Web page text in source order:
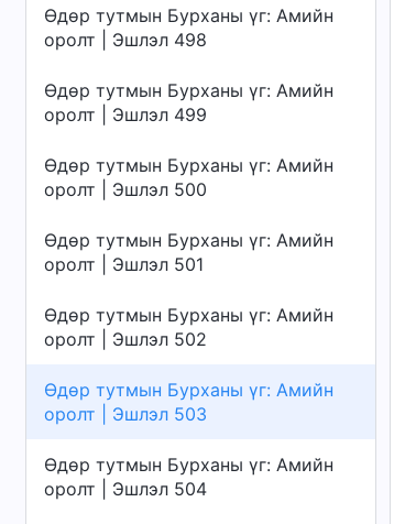
Өдөр тутмын Бурханы үг: Амийн
оролт | Эшлэл 498
Өдөр тутмын Бурханы үг: Амийн
оролт | Эшлэл 499
Өдөр тутмын Бурханы үг: Амийн
оролт | Эшлэл 500
Өдөр тутмын Бурханы үг: Амийн
оролт | Эшлэл 501
Өдөр тутмын Бурханы үг: Амийн
оролт | Эшлэл 502
Өдөр тутмын Бурханы үг: Амийн
оролт | Эшлэл 503
Өдөр тутмын Бурханы үг: Амийн
оролт | Эшлэл 504